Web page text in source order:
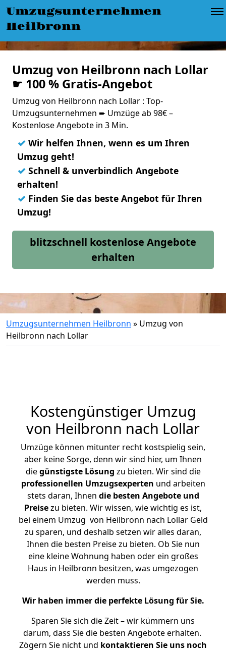
Umzugsunternehmen
Heilbronn
Umzug von Heilbronn nach Lollar
☛ 100 % Gratis-Angebot
Umzug von Heilbronn nach Lollar : Top-
Umzugsunternehmen ➨ Umzüge ab 98€ –
Kostenlose Angebote in 3 Min.
✓ Wir helfen Ihnen, wenn es um Ihren
Umzug geht!
✓ Schnell & unverbindlich Angebote
erhalten!
✓ Finden Sie das beste Angebot für Ihren
Umzug!
blitzschnell kostenlose Angebote
erhalten
Umzugsunternehmen Heilbronn » Umzug von
Heilbronn nach Lollar
Kostengünstiger Umzug
von Heilbronn nach Lollar
Umzüge können mitunter recht kostspielig sein,
aber keine Sorge, denn wir sind hier, um Ihnen
diegünstigste Lösung zu bieten. Wir sind die
professionellen Umzugsexperten und arbeiten
stets daran, Ihnen die besten Angebote und
Preisezu bieten. Wir wissen, wie wichtig es ist,
bei einem Umzug von Heilbronn nach Lollar Geld
zu sparen, und deshalb setzen wir alles daran,
Ihnen die besten Preise zu bieten. Ob Sie nun
eine kleine Wohnung haben oder ein großes
Haus in Heilbronn besitzen, was umgezogen
werden muss.
Wir haben immer die perfekte Lösung für Sie.
Sparen Sie sich die Zeit – wir kümmern uns
darum, dass Sie die besten Angebote erhalten.
Zögern Sie nicht und kontaktieren Sie uns noch